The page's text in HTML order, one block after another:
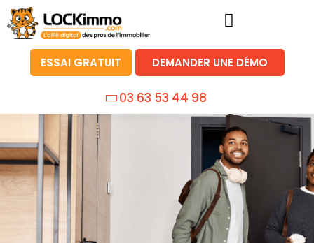
ESSAI GRATUIT DEMANDER UNE DÉMO
03 63 53 44 98